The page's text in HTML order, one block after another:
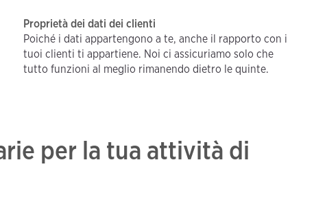
Proprietà dei dati dei clienti
Poiché i dati appartengono a te, anche il rapporto con i
tuoi clienti ti appartiene. Noi ci assicuriamo solo che
tutto funzioni al meglio rimanendo dietro le quinte.
per la tua attività di